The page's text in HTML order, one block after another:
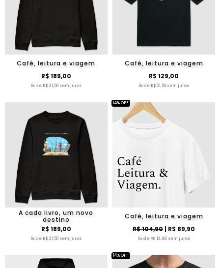
Café, leitura e viagem
R$ 189,00
6x de R$ 31,50 sem juros
Café, leitura e viagem
R$ 129,00
6x de R$ 21,50 sem juros
A cada livro, um novo
destino
R$ 189,00
6x de R$ 31,50 sem juros
Café, leitura e viagem
R$ 104,90| R$ 89,90
6x de R$ 14,98 sem juros
14% OFF
14% OFF